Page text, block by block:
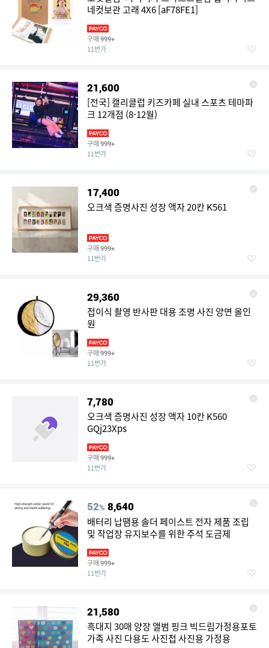
네컷보관 고래 4X6 [aF78FE1]
구매 999+
11번가
21,600
[전국] 캘리클럽 키즈카페 실내 스포츠 테마파
크 12개점 (8-12월)
구매 999+
11번가
17,400
오크색 증명사진 성장 액자 20칸 K561
구매 999+
11번가
29,360
접이식 촬영 반사판 대용 조명 사진 양면 올인
원
구매 999+
11번가
7,780
오크색 증명사진 성장 액자 10칸 K560
GQj23Xps
구매 999+
11번가
52% 8,640
배터리 납땜용 솔더 페이스트 전자 제품 조립
및 작업장 유지보수를 위한 주석 도금제
구매 999+
11번가
21,580
흑대지 30매 양장 앨범 핑크 빅드림가정용포토
가족 사진 다용도 사진첩 사진용 가정용